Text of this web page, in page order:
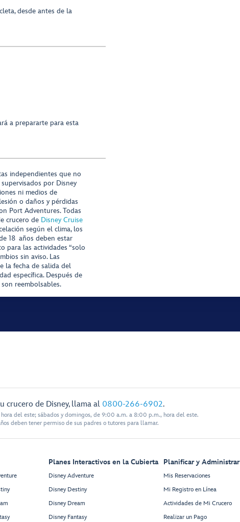
desde antes de la
a prepararte para esta
independientes que no
por Disney
ni medios de
o daños y pérdidas
Port Adventures. Todas
crucero de Disney Cruise
según el clima, los
18 años deben estar
para las actividades “solo
sin aviso. Las
la fecha de salida del
específica. Después de
reembolsables.
crucero de Disney, llama al 0800-266-6902.
del este; sábados y domingos, de 9:00 a.m. a 8:00 p.m., hora del este.
deben tener permiso de sus padres o tutores para llamar.
Planes Interactivos en la Cubierta
Disney Adventure
Disney Destiny
Disney Dream
Disney Fantasy
Planificar y Administrar
Mis Reservaciones
Mi Registro en Línea
Actividades de Mi Crucero
Realizar un Pago